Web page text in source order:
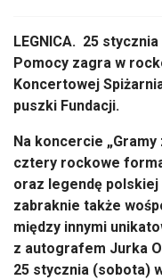
LEGNICA. 25
Pomocy zagra w
Koncertowej
puszki Fundacji.
Na koncercie „Gramy
cztery rockowe
oraz legendę
zabraknie także
między innymi
z autografem Jurka
25 stycznia (sobota)